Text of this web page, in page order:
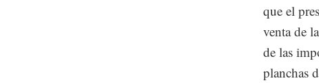
que el
venta de
de las
planchas